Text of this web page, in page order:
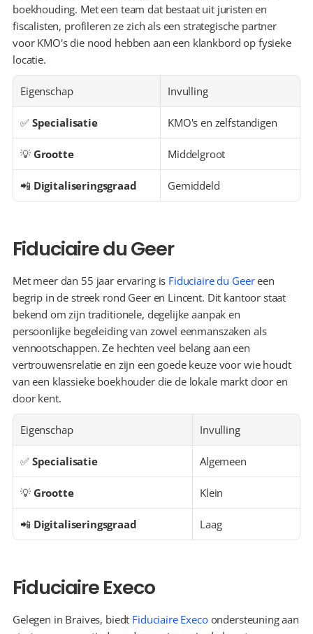
boekhouding. Met een team dat bestaat uit juristen en
fiscalisten, profileren ze zich als een strategische partner
voor KMO's die nood hebben aan een klankbord op fysieke
locatie.
Eigenschap Invulling
✅ Specialisatie KMO's en zelfstandigen
💡 Grootte Middelgroot
📲 Digitaliseringsgraad Gemiddeld
Fiduciaire du Geer
Met meer dan 55 jaar ervaring is Fiduciaire du Geer een
begrip in de streek rond Geer en Lincent. Dit kantoor staat
bekend om zijn traditionele, degelijke aanpak en
persoonlijke begeleiding van zowel eenmanszaken als
vennootschappen. Ze hechten veel belang aan een
vertrouwensrelatie en zijn een goede keuze voor wie houdt
van een klassieke boekhouder die de lokale markt door en
door kent.
Eigenschap Invulling
✅ Specialisatie Algemeen
💡 Grootte Klein
📲 Digitaliseringsgraad Laag
Fiduciaire Execo
Gelegen in Braives, biedt Fiduciaire Execo ondersteuning aan